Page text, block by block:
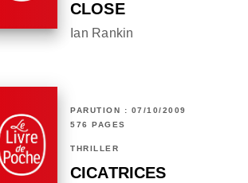
CLOSE
Ian Rankin
PARUTION : 07/10/2009
576 PAGES
THRILLER
CICATRICES